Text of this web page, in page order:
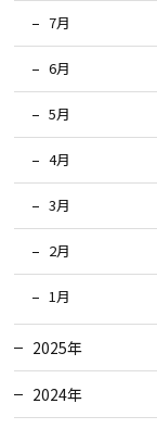
7月
6月
5月
4月
3月
2月
1月
2025年
2024年